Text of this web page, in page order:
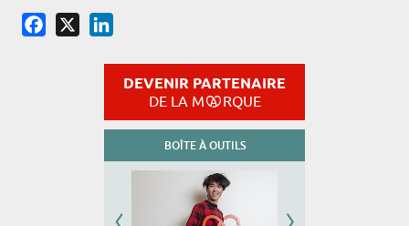
Facebook
DEVENIR PARTENAIRE
DE LA M RQUE
BOÎTE À OUTILS